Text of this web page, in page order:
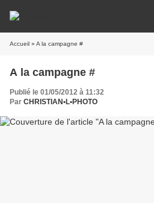
Accueil » A la campagne #
A la campagne #
Publié le 01/05/2012 à 11:32
Par CHRISTIAN•L•PHOTO